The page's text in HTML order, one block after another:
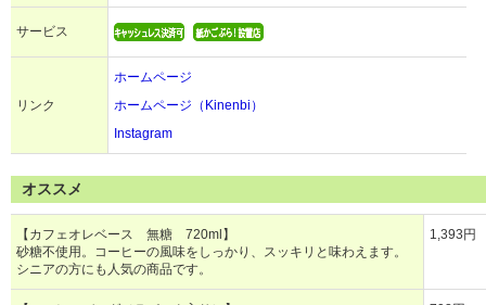
サービス
リンク
ホームページ
ホームページ（Kinenbi）
Instagram
オススメ
【カフェオレベース 無糖 720ml】
砂糖不使用。コーヒーの風味をしっかり、スッキリと味わえます。
シニアの方にも人気の商品です。
1,393円